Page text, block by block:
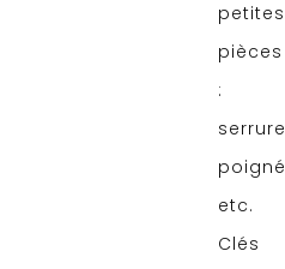
petites
pièces
:
etc.
Clés